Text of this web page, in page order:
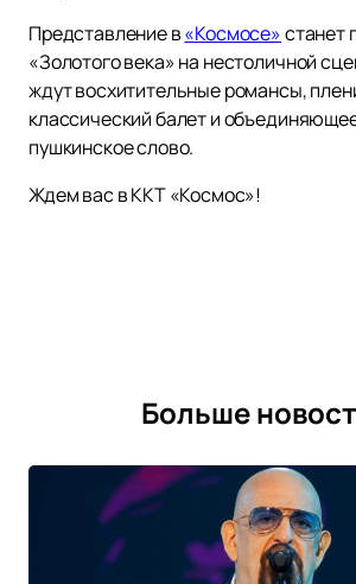
Представление в«Космосе»станет
«Золотого века» на нестоличной
ждут восхитительные романсы,
классический балет и
пушкинское слово.
Ждем вас в ККТ «Космос»!
Больше